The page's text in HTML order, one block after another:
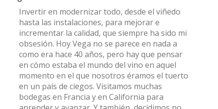
Invertir en modernizar todo, desde el viñedo
hasta las instalaciones, para mejorar e
incrementar la calidad, que siempre ha sido mi
obsesión. Hoy Vega no se parece en nada a
como era hace 40 años, pero hay que pensar
en cómo estaba el mundo del vino en aquel
momento en el que nosotros éramos el tuerto
en un país de ciegos. Visitamos muchas
bodegas en Francia y en California para